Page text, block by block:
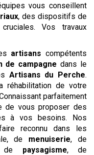
vous conseillent
, des dispositifs de
Vos travaux
artisans compétents
de campagne dans le
Artisans du Perche.
réhabilitation de votre
parfaitement
de vous proposer des
à vos besoins. Nos
reconnu dans les
de menuiserie, de
paysagisme, de